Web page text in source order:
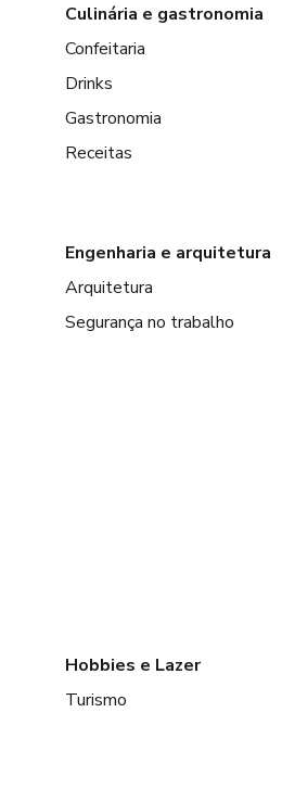
Culinária e gastronomia
Confeitaria
Drinks
Gastronomia
Receitas
Engenharia e arquitetura
Arquitetura
Segurança no trabalho
Hobbies e Lazer
Turismo